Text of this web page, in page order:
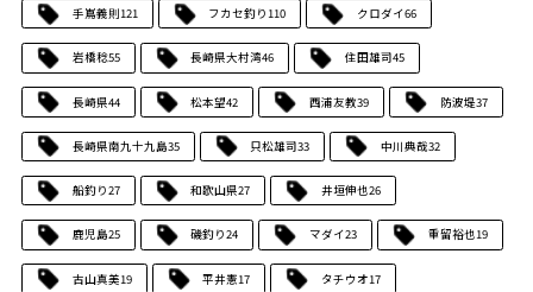
手嶌義則121 フカセ釣り110 クロダイ66
岩橋稔55 長崎県大村湾46 住田雄司45
長崎県44 松本望42 西浦友教39 防波堤37
長崎県南九十九島35 只松雄司33 中川典哉32
船釣り27 和歌山県27 井垣伸也26
鹿児島25 磯釣り24 マダイ23 重留裕也19
古山真美19 平井憲17 タチウオ17